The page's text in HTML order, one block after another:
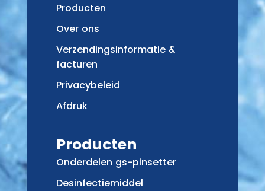
Producten
Over ons
Verzendingsinformatie &
facturen
Privacybeleid
Afdruk
Producten
Onderdelen gs-pinsetter
Desinfectiemiddel